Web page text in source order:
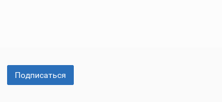
Подписаться